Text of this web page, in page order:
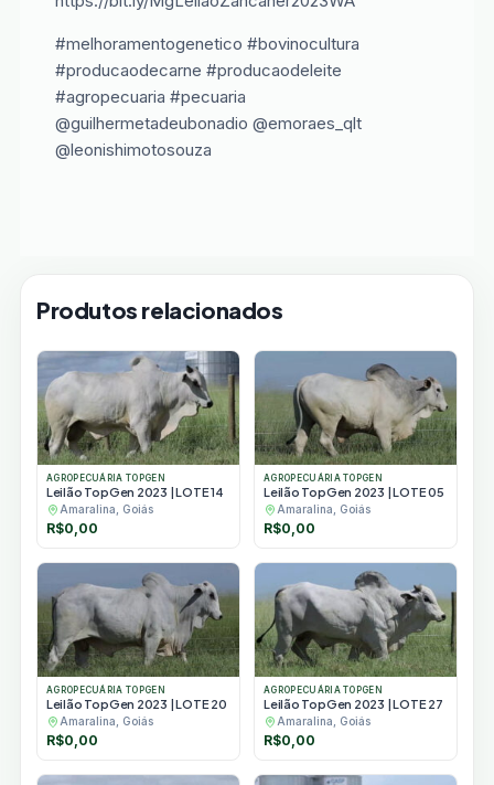
#melhoramentogenetico #bovinocultura
#producaodecarne #producaodeleite
#agropecuaria #pecuaria
@guilhermetadeubonadio @emoraes_qlt
@leonishimotosouza
Produtos relacionados
AGROPECUÁRIA TOPGEN
Leilão TopGen 2023 | LOTE 14
Amaralina, Goiás
R$0,00
AGROPECUÁRIA TOPGEN
Leilão TopGen 2023 | LOTE 05
Amaralina, Goiás
R$0,00
AGROPECUÁRIA TOPGEN
Leilão TopGen 2023 | LOTE 20
Amaralina, Goiás
R$0,00
AGROPECUÁRIA TOPGEN
Leilão TopGen 2023 | LOTE 27
Amaralina, Goiás
R$0,00